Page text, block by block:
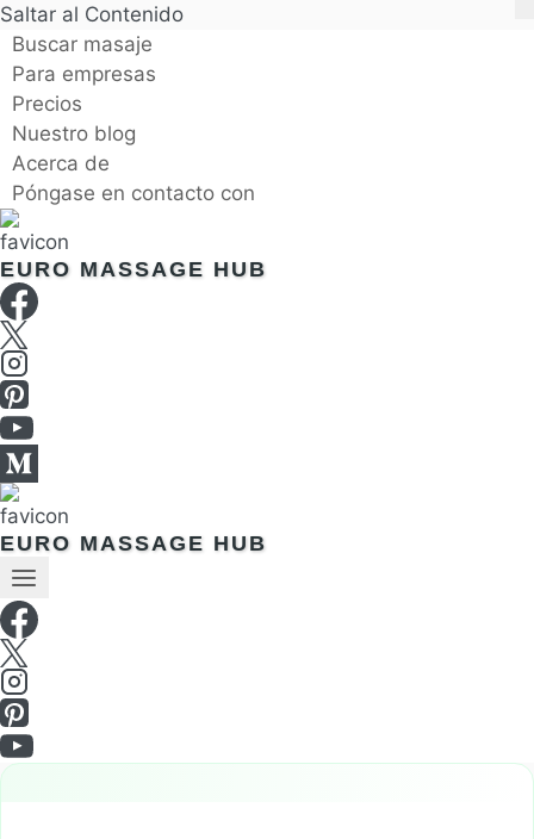
Saltar al Contenido
Buscar masaje
Para empresas
Precios
Nuestro blog
Acerca de
Póngase en contacto con
EURO MASSAGE HUB
EURO MASSAGE HUB